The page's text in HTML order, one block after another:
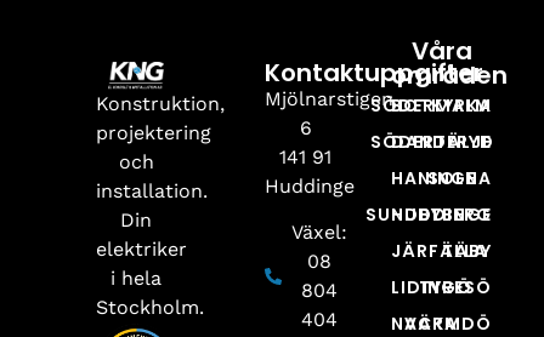
Konstruktion,
projektering
och
installation.
Din
elektriker
i hela
Stockholm.
Kontaktuppgifter
Mjölnarstigen
6
141 91
Huddinge
Växel:
08
804
404
Våra
områden
BOTKYRKA
DANDERYD
HANINGE
HUDDINGE
JÄRFÄLLA
LIDINGÖ
NACKA
SÖDERMALM
SÖDERTÄLJE
SOLNA
SUNDBYBERG
TÄBY
TYRESÖ
VÄRMDÖ